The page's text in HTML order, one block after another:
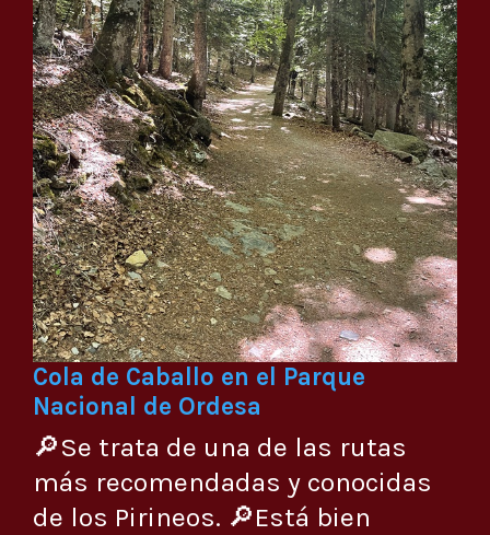
Cola de Caballo en el Parque
Nacional de Ordesa
🔎Se trata de una de las rutas
más recomendadas y conocidas
de los Pirineos. 🔎Está bien